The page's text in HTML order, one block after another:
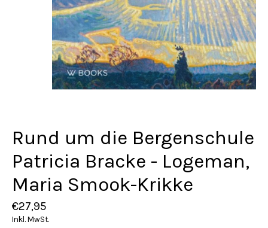
Rund um die Bergenschule
Patricia Bracke - Logeman,
Maria Smook-Krikke
€27,95
Inkl. MwSt.